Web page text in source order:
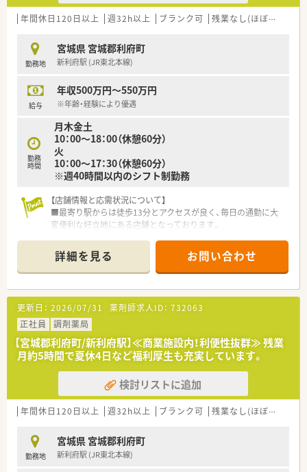
年間休日120日以上 週32h以上 ブランク可 残業なし(ほぼなし含む)
勤務地
宮城県 宮城郡利府町
新利府駅 (JR東北本線)
給与
年収500万円～550万円
※年齢・経験により優遇
勤務
時間
月木金土
10：00～18：00（休憩60分）
火
10：00～17：30（休憩60分）
※週40時間以内のシフト制勤務
【店舗情報と応需状況について】
■最寄り駅からは徒歩13分とアクセスが良く、毎日の通勤に大
変便利な好立地にある店舗となっております。
約50枚の処方箋を丁寧に対応しております。
■常勤薬剤師2名と事務員3名が在籍しており、複数名体制で手
厚い人員配置をしっかりと整えております。
【募集背景と求める人物像について】
■今回は店舗の体制強化を目的とした増員募集であり、管理薬剤
師としての経験をお持ちの方を求めております。
■地域密着型の店舗運営を目指しており、患者様に笑顔で明るく
挨拶ができるコミュニケーション力を重視します。
■若手スタッフの育成にも関心があり、周囲と協力しながら業務
に取り組める協調性のある方が理想となります。
【法人特徴について】
■地域密着型の薬局を目指しており、日々の業務において患者様
■明るく元気に過ごしていただくための健康に関するアドバイ
ザーとして、身近な薬局であり続けたい考えです。
■日々の活動で常に心がけていることは、笑顔で挨拶し、ありが
詳細を見る お問い合わせ
更新日： 2026/07/31 薬剤師求人ID： 732063
正社員
調剤薬局
【宮城郡利府町/新利府駅】≪商業施設内！利便性抜群≫ 残業
月約5時間で夏休4日など福利厚生も充実しています。
検討リストに追加
年間休日120日以上 週32h以上 ブランク可 残業なし(ほぼなし含む)
勤務地
宮城県 宮城郡利府町
新利府駅 (JR東北本線)